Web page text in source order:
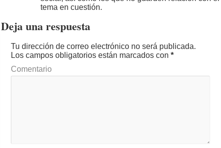
tema en cuestión.
Deja una respuesta
Tu dirección de correo electrónico no será publicada.
Los campos obligatorios están marcados con*
Comentario